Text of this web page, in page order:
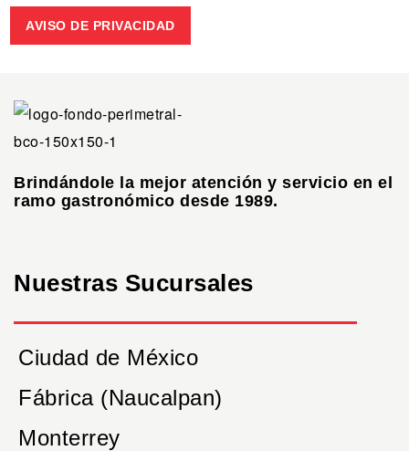
AVISO DE PRIVACIDAD
Brindándole la mejor atención y servicio en el
ramo gastronómico desde 1989.
Nuestras Sucursales
Ciudad de México
Fábrica (Naucalpan)
Monterrey